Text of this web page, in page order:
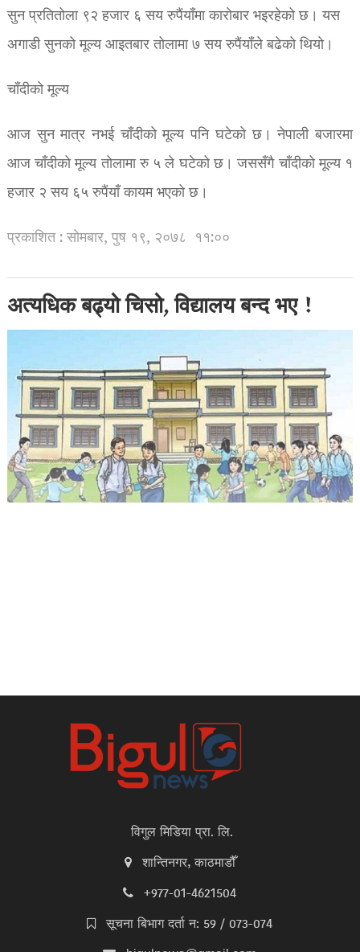
सुन प्रतितोला ९२ हजार ६ ​सय रुपैंयाँमा कारोबार भइरहेको छ। यस
अगाडी सुनको मूल्य आइतबार तोलामा ७ सय रुपैंयाँले बढेको थियो।
चाँदीको मूल्य
आज सुन मात्र नभई चाँदीको मूल्य पनि घटेको छ। नेपाली बजारमा
आज चाँदीको मूल्य तोलामा रु ५ ले घटेको छ। जससँगै चाँदीको मूल्य १
हजार २ सय ६५ रुपैंयाँ कायम भएको छ।
प्रकाशित : सोमबार, पुष १९, २०७८ ११:००
अत्यधिक बढ्यो चिसो, विद्यालय बन्द भए !
विगुल मिडिया प्रा. लि.
शान्तिनगर, काठमाडौँ
+977-01-4621504
सूचना बिभाग दर्ता न: 59 / 073-074